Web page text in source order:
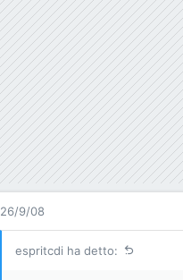
26/9/08
espritcdi ha detto: